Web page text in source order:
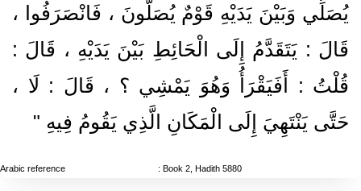
يُصَلِّي وَبَيْنَ يَدَيْهِ قَوْمٌ يُصَلُّونَ ، فَانْصَرَفُوا ،
قَالَ : يَتَقَدَّمُ إِلَى الْحَائِطِ بَيْنَ يَدَيْهِ ، قَالَ :
قُلْتُ : أَفَيَقْرَأُ وَهُوَ يَمْشِي ؟ ، قَالَ : لَا ،
حَتَّى يَنْتَهِيَ إِلَى الْمَكَانِ الَّذِي يَقُومُ فِيهِ "
Arabic reference : Book 2, Hadith 5880